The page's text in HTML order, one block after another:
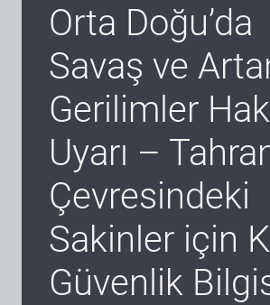
Orta Doğu’da
Savaş ve
Gerilimler
Uyarı –
Çevresindeki
Sakinler için
Güvenlik